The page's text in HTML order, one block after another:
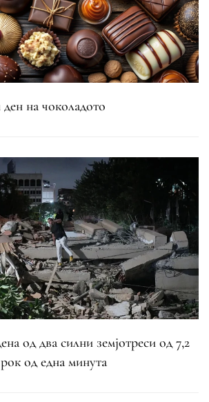
на чоколадото
од два силни земјотреси од 7,2
од една минута